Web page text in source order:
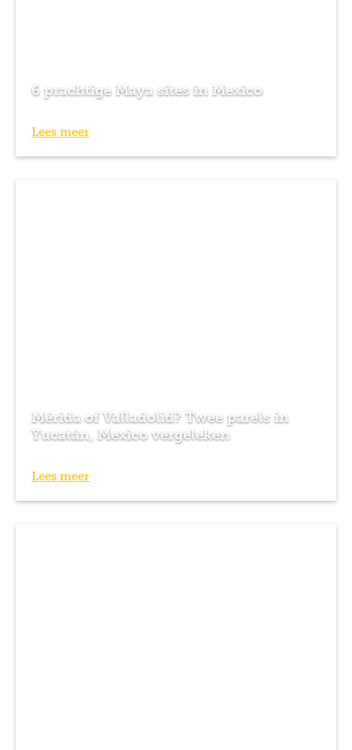
6 prachtige Maya sites in Mexico
Lees meer
Mérida of Valladolid? Twee parels in
Yucatán, Mexico vergeleken
Lees meer